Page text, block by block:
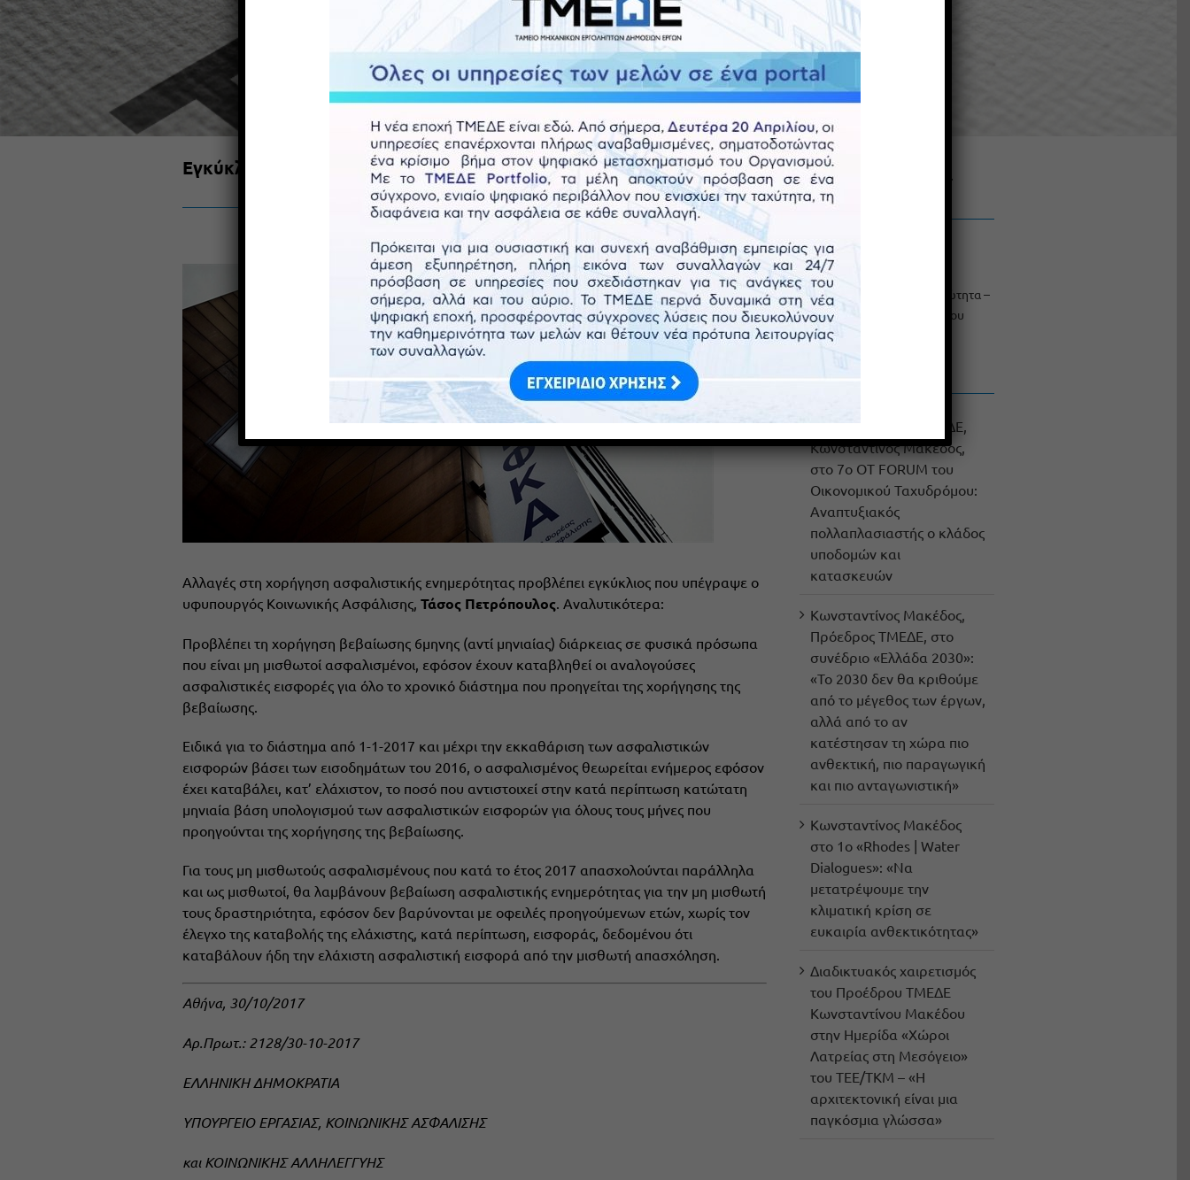
Εγκύκλιος: Αλλαγές στη Χορήγηση Ασφαλιστικής Ενημερότητας
Αλλαγές στη χορήγηση ασφαλιστικής ενημερότητας προβλέπει εγκύκλιος που υπέγραψε ο
υφυπουργός Κοινωνικής Ασφάλισης,Τάσος Πετρόπουλος. Αναλυτικότερα:
Προβλέπει τη χορήγηση βεβαίωσης 6μηνης (αντί μηνιαίας) διάρκειας σε φυσικά πρόσωπα
που είναι μη μισθωτοί ασφαλισμένοι, εφόσον έχουν καταβληθεί οι αναλογούσες
ασφαλιστικές εισφορές για όλο το χρονικό διάστημα που προηγείται της χορήγησης της
βεβαίωσης.
Ειδικά για το διάστημα από 1-1-2017 και μέχρι την εκκαθάριση των ασφαλιστικών
εισφορών βάσει των εισοδημάτων του 2016, ο ασφαλισμένος θεωρείται ενήμερος εφόσον
έχει καταβάλει, κατ’ ελάχιστον, το ποσό που αντιστοιχεί στην κατά περίπτωση κατώτατη
μηνιαία βάση υπολογισμού των ασφαλιστικών εισφορών για όλους τους μήνες που
προηγούνται της χορήγησης της βεβαίωσης.
Για τους μη μισθωτούς ασφαλισμένους που κατά το έτος 2017 απασχολούνται παράλληλα
και ως μισθωτοί, θα λαμβάνουν βεβαίωση ασφαλιστικής ενημερότητας για την μη μισθωτή
τους δραστηριότητα, εφόσον δεν βαρύνονται με οφειλές προηγούμενων ετών, χωρίς τον
έλεγχο της καταβολής της ελάχιστης, κατά περίπτωση, εισφοράς, δεδομένου ότι
καταβάλουν ήδη την ελάχιστη ασφαλιστική εισφορά από την μισθωτή απασχόληση.
Αθήνα, 30/10/2017
Αρ.Πρωτ.: 2128/30-10-2017
ΕΛΛΗΝΙΚΗ ΔΗΜΟΚΡΑΤΙΑ
ΥΠΟΥΡΓΕΙΟ ΕΡΓΑΣΙΑΣ, ΚΟΙΝΩΝΙΚΗΣ ΑΣΦΑΛΙΣΗΣ
και ΚΟΙΝΩΝΙΚΗΣ ΑΛΛΗΛΕΓΓΥΗΣ
Συνοδευτικά Αρχεία
Ασφαλιστική Ενημερώτητα –
Εγκύκλιος Πετρόπουλου
Πρόσφατα άρθρα
Ο Πρόεδρος του ΤΜΕΔΕ,
Κωνσταντίνος Μακέδος,
στο 7ο OT FORUM του
Οικονομικού Ταχυδρόμου:
Αναπτυξιακός
πολλαπλασιαστής ο κλάδος
υποδομών και
κατασκευών
Κωνσταντίνος Μακέδος,
Πρόεδρος ΤΜΕΔΕ, στο
συνέδριο «Ελλάδα 2030»:
«Το 2030 δεν θα κριθούμε
από το μέγεθος των έργων,
αλλά από το αν
κατέστησαν τη χώρα πιο
ανθεκτική, πιο παραγωγική
και πιο ανταγωνιστική»
Κωνσταντίνος Μακέδος
στο 1ο «Rhodes | Water
Dialogues»: «Να
μετατρέψουμε την
κλιματική κρίση σε
ευκαιρία ανθεκτικότητας»
Διαδικτυακός χαιρετισμός
του Προέδρου ΤΜΕΔΕ
Κωνσταντίνου Μακέδου
στην Ημερίδα «Χώροι
Λατρείας στη Μεσόγειο»
του ΤΕΕ/ΤΚΜ – «Η
αρχιτεκτονική είναι μια
παγκόσμια γλώσσα»